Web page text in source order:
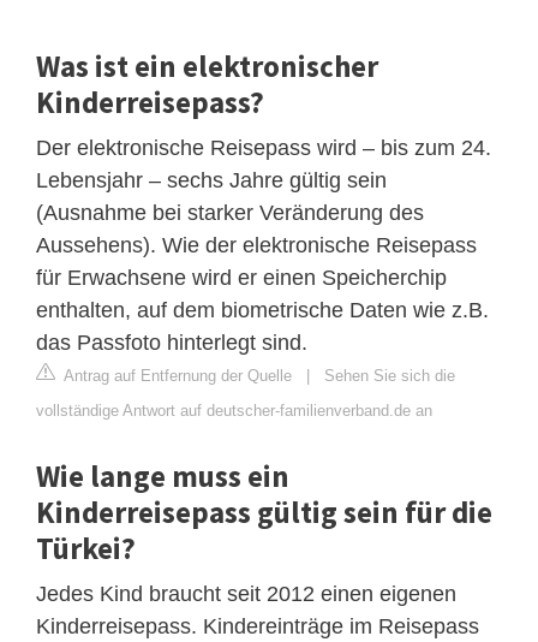
Was ist ein elektronischer
Kinderreisepass?
Der elektronische Reisepass wird – bis zum 24.
Lebensjahr – sechs Jahre gültig sein
(Ausnahme bei starker Veränderung des
Aussehens). Wie der elektronische Reisepass
für Erwachsene wird er einen Speicherchip
enthalten, auf dem biometrische Daten wie z.B.
das Passfoto hinterlegt sind.
Antrag auf Entfernung der Quelle | Sehen Sie sich die
vollständige Antwort auf deutscher-familienverband.de an
Wie lange muss ein
Kinderreisepass gültig sein für die
Türkei?
Jedes Kind braucht seit 2012 einen eigenen
Kinderreisepass. Kindereinträge im Reisepass